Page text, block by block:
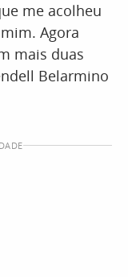
me acolheu
Agora
mais duas
Belarmino